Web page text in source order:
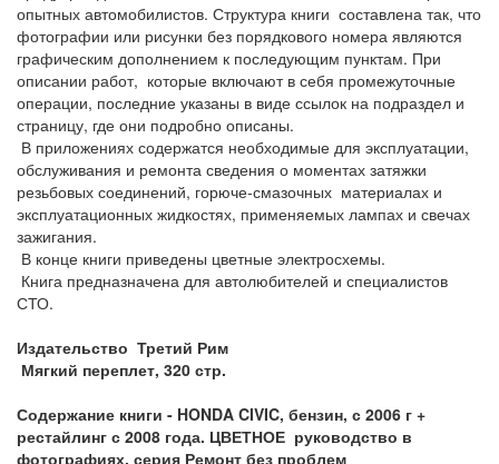
опытных автомобилистов. Структура книги составлена так, что
фотографии или рисунки без порядкового номера являются
графическим дополнением к последующим пунктам. При
описании работ, которые включают в себя промежуточные
операции, последние указаны в виде ссылок на подраздел и
страницу, где они подробно описаны.
В приложениях содержатся необходимые для эксплуатации,
обслуживания и ремонта сведения о моментах затяжки
резьбовых соединений, горюче-смазочных материалах и
эксплуатационных жидкостях, применяемых лампах и свечах
зажигания.
В конце книги приведены цветные электросхемы.
Книга предназначена для автолюбителей и специалистов
СТО.
Издательство Третий Рим
Мягкий переплет, 320 стр.
Содержание книги - HONDA CIVIC, бензин, с 2006 г +
рестайлинг с 2008 года. ЦВЕТНОЕ руководство в
фотографиях, серия Ремонт без проблем